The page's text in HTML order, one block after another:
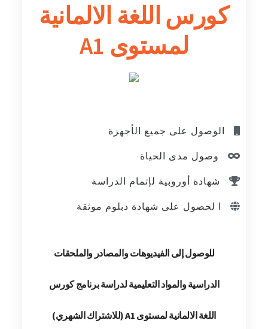
كورس اللغة الالمانية
لمستوى A1
الوصول على جميع الأجهزة
وصول مدى الحياة
شهادة أوروبية لإتمام الدراسة
ا لحصول على شهادة دبلوم موثقة
للوصول إلى الفيديوهات والمصادر والملحقات
الدراسية والمواد التعليمية لدراسة برنامج كورس
اللغة الالمانية لمستوى A1 (للاشتراك الشهري)